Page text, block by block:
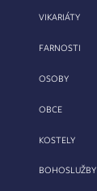
VIKARIÁTY
FARNOSTI
OSOBY
OBCE
KOSTELY
BOHOSLUŽBY